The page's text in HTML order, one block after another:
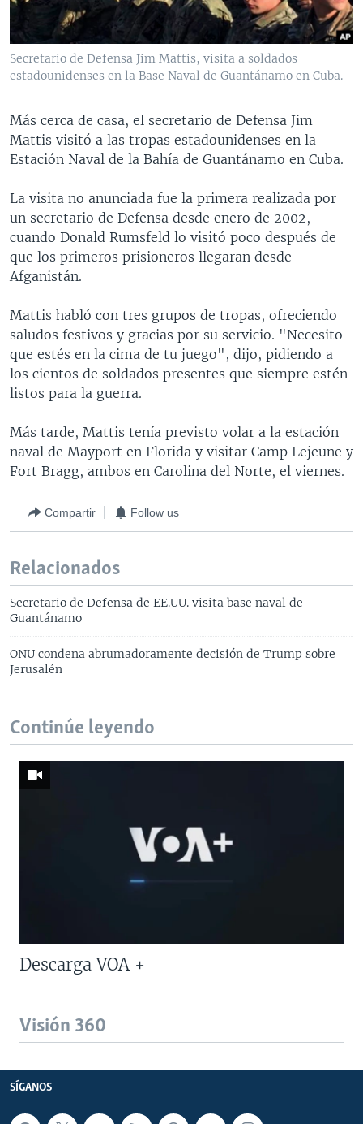
Secretario de Defensa Jim Mattis, visita a soldados
estadounidenses en la Base Naval de Guantánamo en Cuba.
Más cerca de casa, el secretario de Defensa Jim
Mattis visitó a las tropas estadounidenses en la
Estación Naval de la Bahía de Guantánamo en Cuba.
La visita no anunciada fue la primera realizada por
un secretario de Defensa desde enero de 2002,
cuando Donald Rumsfeld lo visitó poco después de
que los primeros prisioneros llegaran desde
Afganistán.
Mattis habló con tres grupos de tropas, ofreciendo
saludos festivos y gracias por su servicio. "Necesito
que estés en la cima de tu juego", dijo, pidiendo a
los cientos de soldados presentes que siempre estén
listos para la guerra.
Más tarde, Mattis tenía previsto volar a la estación
naval de Mayport en Florida y visitar Camp Lejeune y
Fort Bragg, ambos en Carolina del Norte, el viernes.
Compartir Follow us
Relacionados
Secretario de Defensa de EE.UU. visita base naval de
Guantánamo
ONU condena abrumadoramente decisión de Trump sobre
Jerusalén
Continúe leyendo
Descarga VOA +
Visión 360
SÍGANOS